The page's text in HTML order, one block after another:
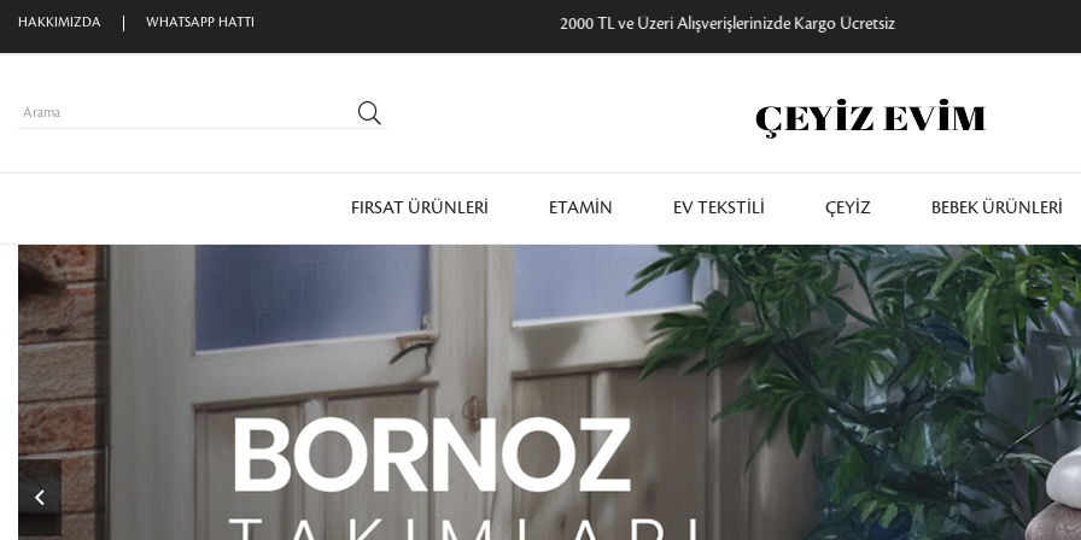
HAKKIMIZDA WHATSAPP HATTI
Alışverişlerinizde Kargo Ücretsiz Aynı Gün Kargo
FIRSAT ÜRÜNLERİ ETAMİN EV TEKSTİLİ ÇEYİZ BEBEK ÜRÜNLERİ